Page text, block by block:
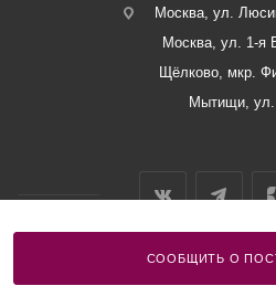
СООБЩИТЬ О
Москва, ул.
Москва, ул. 1-я
Щёлково, мкр.
Мытищи,